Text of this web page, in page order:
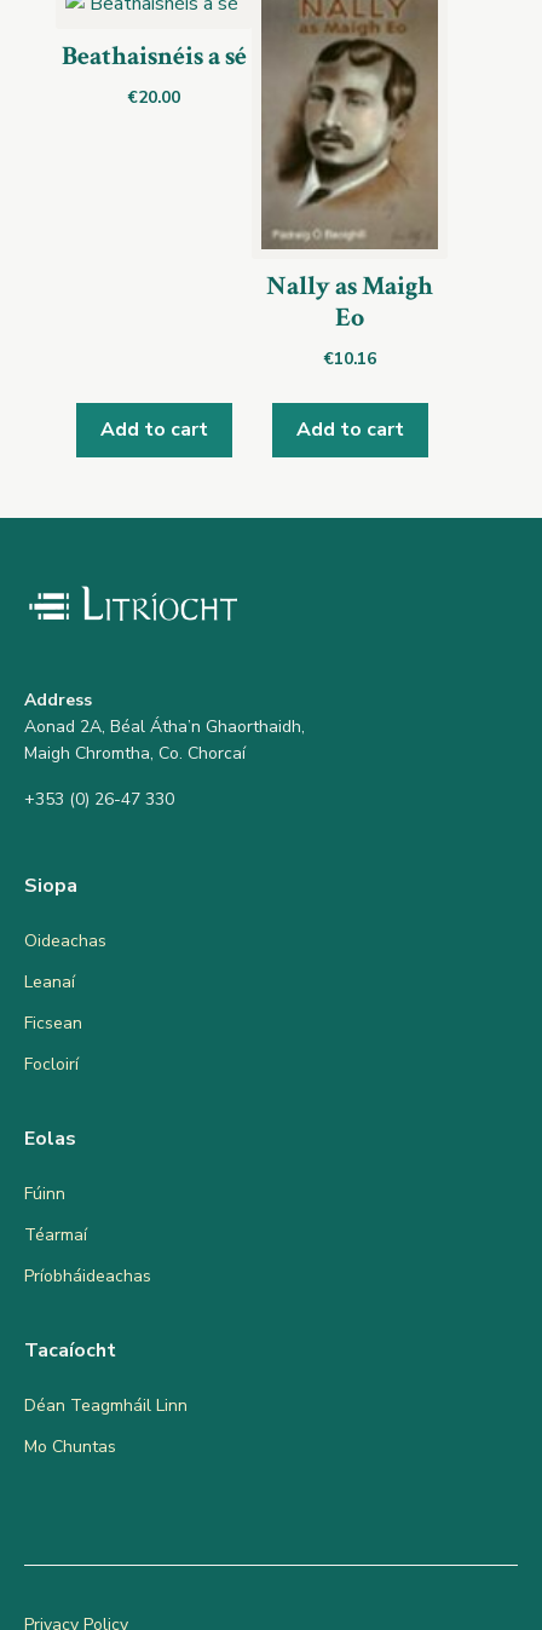
Beathaisnéis a sé
€20.00
Add to cart
Nally as Maigh
Eo
€10.16
Add to cart
Address
Aonad 2A, Béal Átha’n Ghaorthaidh,
Maigh Chromtha, Co. Chorcaí
+353 (0) 26-47 330
Siopa
Oideachas
Leanaí
Ficsean
Focloirí
Eolas
Fúinn
Téarmaí
Príobháideachas
Tacaíocht
Déan Teagmháil Linn
Mo Chuntas
Privacy Policy